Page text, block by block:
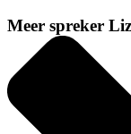
Meer spreker